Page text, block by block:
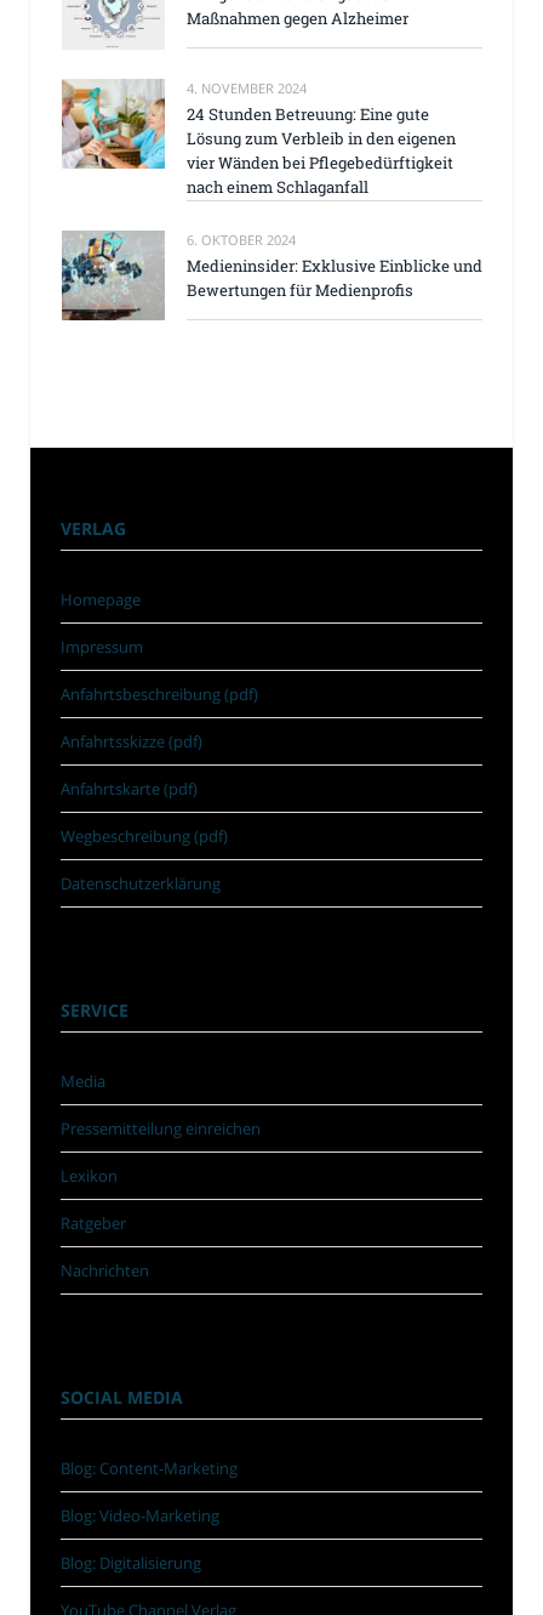
Maßnahmen gegen Alzheimer
4. NOVEMBER 2024
24 Stunden Betreuung: Eine gute
Lösung zum Verbleib in den eigenen
vier Wänden bei Pflegebedürftigkeit
nach einem Schlaganfall
6. OKTOBER 2024
Medieninsider: Exklusive Einblicke und
Bewertungen für Medienprofis
VERLAG
Homepage
Impressum
Anfahrtsbeschreibung (pdf)
Anfahrtsskizze (pdf)
Anfahrtskarte (pdf)
Wegbeschreibung (pdf)
Datenschutzerklärung
SERVICE
Media
Pressemitteilung einreichen
Lexikon
Ratgeber
Nachrichten
SOCIAL MEDIA
Blog: Content-Marketing
Blog: Video-Marketing
Blog: Digitalisierung
YouTube Channel Verlag